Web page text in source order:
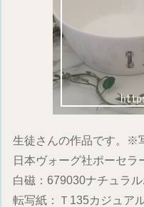
生徒さんの作品です。※
日本ヴォーグ社ポーセ
白磁：679030ナチュラ
転写紙：Ｔ135カジュア